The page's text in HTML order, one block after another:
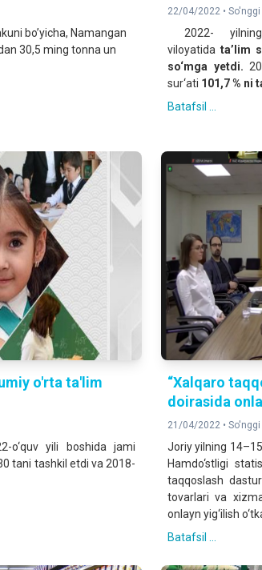
boʼyicha, Namangan
30,5 ming tonna un
22/04/2022 •
2022- yilning
viloyatida ta’lim
so‘mga yetdi.
sur‘ati 101,7 % ni
Batafsil ...
o'rta ta'lim
o‘quv yili boshida jami
tani tashkil etdi va 2018-
“Xalqaro
doirasida
21/04/2022 •
Joriy yilning
Hamdo‘stligi
taqqoslash
tovarlari va
onlayn yig‘ilish
Batafsil ...